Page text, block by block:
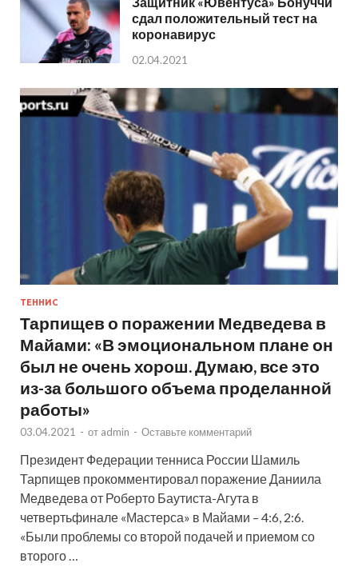
сдал положительный тест на
коронавирус
02.04.2021
ТЕННИС
Тарпищев о поражении Медведева в
Майами: «В эмоциональном плане он
был не очень хорош. Думаю, все это
из-за большого объема проделанной
работы»
03.04.2021 - от admin - Оставьте комментарий
Президент Федерации тенниса России Шамиль
Тарпищев прокомментировал поражение Даниила
Медведева от Роберто Баутиста-Агута в
четвертьфинале «Мастерса» в Майами – 4:6, 2:6.
«Были проблемы со второй подачей и приемом со
второго …